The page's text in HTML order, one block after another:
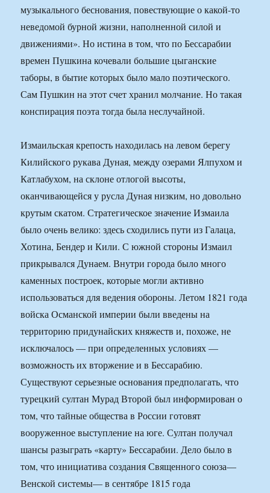
музыкального беснования, повествующие о какой-то
неведомой бурной жизни, наполненной силой и
движениями». Но истина в том, что по Бессарабии
времен Пушкина кочевали большие цыганские
таборы, в бытие которых было мало поэтического.
Сам Пушкин на этот счет хранил молчание. Но такая
конспирация поэта тогда была неслучайной.
Измаильская крепость находилась на левом берегу
Килийского рукава Дуная, между озерами Ялпухом и
Катлабухом, на склоне отлогой высоты,
оканчивающейся у русла Дуная низким, но довольно
крутым скатом. Стратегическое значение Измаила
было очень велико: здесь сходились пути из Галаца,
Хотина, Бендер и Кили. С южной стороны Измаил
прикрывался Дунаем. Внутри города было много
каменных построек, которые могли активно
использоваться для ведения обороны. Летом 1821 года
войска Османской империи были введены на
территорию придунайских княжеств и, похоже, не
исключалось — при определенных условиях —
возможность их вторжение и в Бессарабию.
Существуют серьезные основания предполагать, что
турецкий султан Мурад Второй был информирован о
том, что тайные общества в России готовят
вооруженное выступление на юге. Султан получал
шансы разыграть «карту» Бессарабии. Дело было в
том, что инициатива создания Священного союза—
Венской системы— в сентябре 1815 года